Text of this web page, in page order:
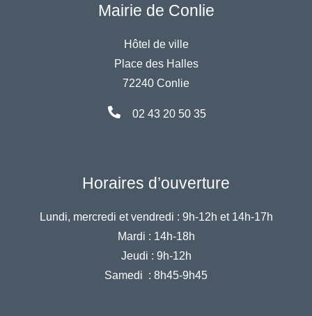
Mairie de Conlie
Hôtel de ville
Place des Halles
72240 Conlie
02 43 20 50 35
Horaires d’ouverture
Lundi, mercredi et vendredi : 9h-12h et 14h-17h
Mardi : 14h-18h
Jeudi : 9h-12h
Samedi : 8h45-9h45